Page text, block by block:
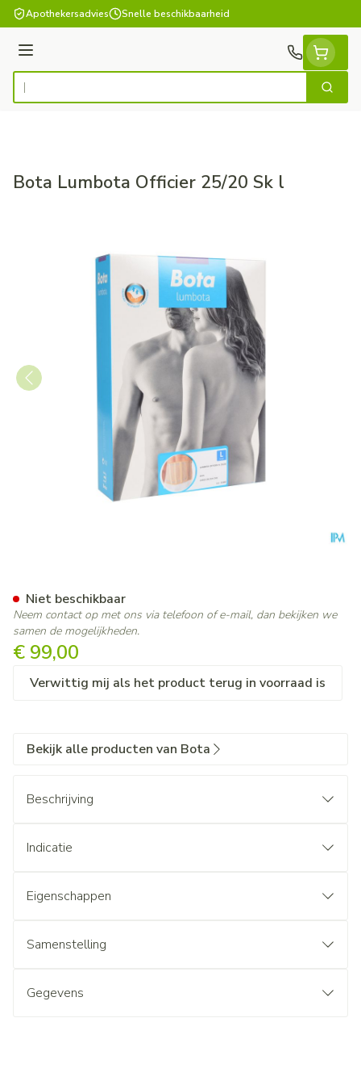
Ga naar de inhoud
Apothekersadvies Snelle beschikbaarheid
Menu
Product, merk, categorie... Zoek
Bota Lumbota Officier 25/20 Sk l
€ 99,00
Verwittig mij als het product terug in voorraad is
Niet beschikbaar
Neem contact op met ons via telefoon of e-mail, dan bekijken we
samen de mogelijkheden.
Bekijk alle producten van Bota
Beschrijving
Indicatie
Eigenschappen
Samenstelling
Gegevens